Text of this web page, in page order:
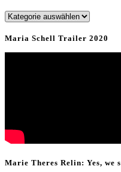
News
Maria Schell Trailer 2020
Marie Theres Relin: Yes, we